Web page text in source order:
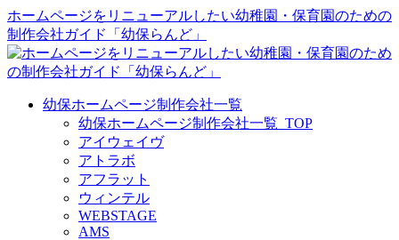
ホームページをリニューアルしたい幼稚園・保育園のための
制作会社ガイド「幼保らんど」
幼保ホームページ制作会社一覧
幼保ホームページ制作会社一覧_TOP
アイウェイヴ
アトラボ
アフラット
ウィンテル
WEBSTAGE
AMS